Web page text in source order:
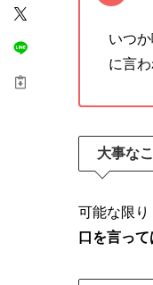
いつ
に言
大事な
可能な限り
口を言って